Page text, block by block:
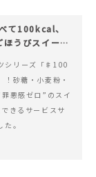
て100kcal、
ほうびスイー
シリーズ「♯100
！砂糖・小麦粉・
悪感ゼロ”のスイ
きるサービスサ
。